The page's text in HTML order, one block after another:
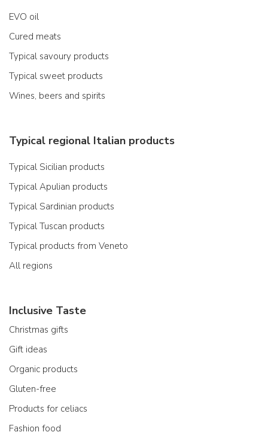
EVO oil
Cured meats
Typical savoury products
Typical sweet products
Wines, beers and spirits
Typical regional Italian products
Typical Sicilian products
Typical Apulian products
Typical Sardinian products
Typical Tuscan products
Typical products from Veneto
All regions
Inclusive Taste
Christmas gifts
Gift ideas
Organic products
Gluten-free
Products for celiacs
Fashion food